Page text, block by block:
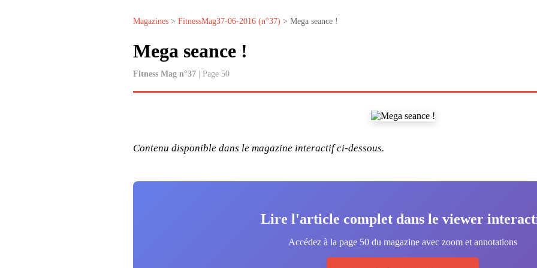
Magazines > FitnessMag37-06-2016 (n°37) > Mega seance !
Mega seance !
Fitness Mag n°37 | Page 50
Contenu disponible dans le magazine interactif ci-dessous.
Lire l'article complet dans le viewer
Accédez à la page 50 du magazine avec zoom et annotations